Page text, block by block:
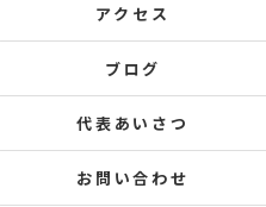
アクセス
ブログ
代表あいさつ
お問い合わせ